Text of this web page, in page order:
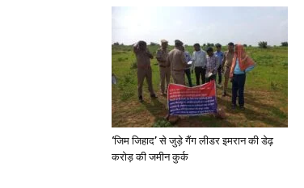
‘जिम जिहाद’ से जुड़े गैंग लीडर इमरान की डेढ़
करोड़ की जमीन कुर्क